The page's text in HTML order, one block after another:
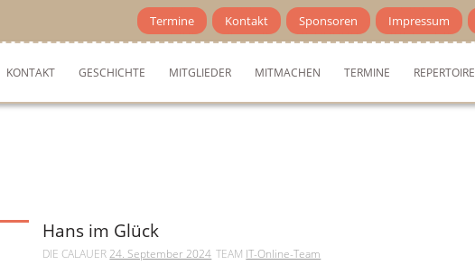
Termine Kontakt Sponsoren Impressum
KONTAKT GESCHICHTE MITGLIEDER MITMACHEN TERMINE REPERTOIRE
Hans im Glück
DIE CALAUER24. September 2024 TEAM IT-Online-Team